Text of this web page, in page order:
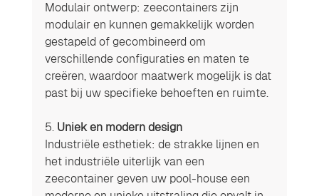
Modulair ontwerp: zeecontainers zijn
modulair en kunnen gemakkelijk worden
gestapeld of gecombineerd om
verschillende configuraties en maten te
creëren, waardoor maatwerk mogelijk is dat
past bij uw specifieke behoeften en ruimte.
5. Uniek en modern design
Industriële esthetiek: de strakke lijnen en
het industriële uiterlijk van een
zeecontainer geven uw pool-house een